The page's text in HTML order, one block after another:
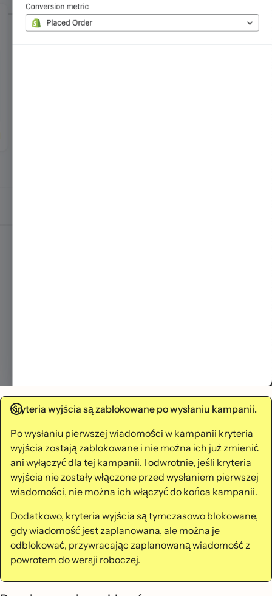
Kryteria wyjścia są zablokowane po wysłaniu kampanii.
Po wysłaniu pierwszej wiadomości w kampanii kryteria
wyjścia zostają zablokowane i nie można ich już zmienić
ani wyłączyć dla tej kampanii. I odwrotnie, jeśli kryteria
wyjścia nie zostały włączone przed wysłaniem pierwszej
wiadomości, nie można ich włączyć do końca kampanii.
Dodatkowo, kryteria wyjścia są tymczasowo blokowane,
gdy wiadomość jest zaplanowana, ale można je
odblokować, przywracając zaplanowaną wiadomość z
powrotem do wersji roboczej.